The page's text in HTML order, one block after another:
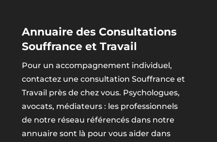
Annuaire des Consultations
Souffrance et Travail
Pour un accompagnement individuel,
contactez une consultation Souffrance et
Travail près de chez vous. Psychologues,
avocats, médiateurs : les professionnels
de notre réseau référencés dans notre
annuaire sont là pour vous aider dans